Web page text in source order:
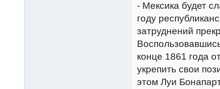
- Мексика будет
году
затруднений
конце 1861 года
укрепить свои
этом Луи